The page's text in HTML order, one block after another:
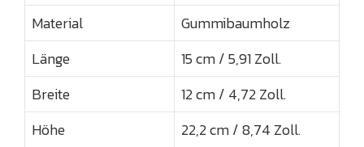
Material
Gummibaumholz
Länge
15 cm / 5,91 Zoll.
Breite
12 cm / 4,72 Zoll.
Höhe
22,2 cm / 8,74 Zoll.